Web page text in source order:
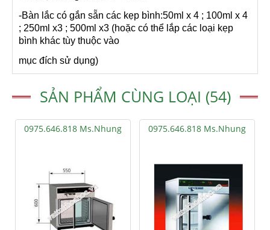
-Bàn lắc có gắn sẵn các kẹp bình:50ml x 4 ; 100ml x 4
; 250ml x3 ; 500ml x3 (hoặc có thể lắp các loại kẹp
bình khác tùy thuộc vào
mục đích sử dụng)
SẢN PHẨM CÙNG LOẠI (54)
0975.646.818 Ms.Nhung 0975.646.818 Ms.Nhung